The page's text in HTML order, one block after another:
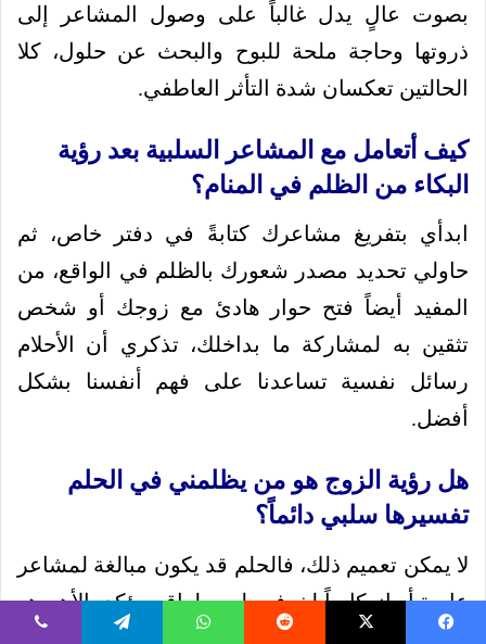
بصوت عالٍ يدل غالباً على وصول المشاعر إلى
ذروتها وحاجة ملحة للبوح والبحث عن حلول، كلا
الحالتين تعكسان شدة التأثر العاطفي.
كيف أتعامل مع المشاعر السلبية بعد رؤية
البكاء من الظلم في المنام؟
ابدأي بتفريغ مشاعرك كتابةً في دفتر خاص، ثم
حاولي تحديد مصدر شعورك بالظلم في الواقع، من
المفيد أيضاً فتح حوار هادئ مع زوجك أو شخص
تثقين به لمشاركة ما بداخلك، تذكري أن الأحلام
رسائل نفسية تساعدنا على فهم أنفسنا بشكل
أفضل.
هل رؤية الزوج هو من يظلمني في الحلم
تفسيرها سلبي دائماً؟
لا يمكن تعميم ذلك، فالحلم قد يكون مبالغة لمشاعر
عابرة أو انعكاساً لخوف وليس لواقع مؤكد، الأهم هو
النظر إلى السياق العام للحلم وحالتك النفسية في